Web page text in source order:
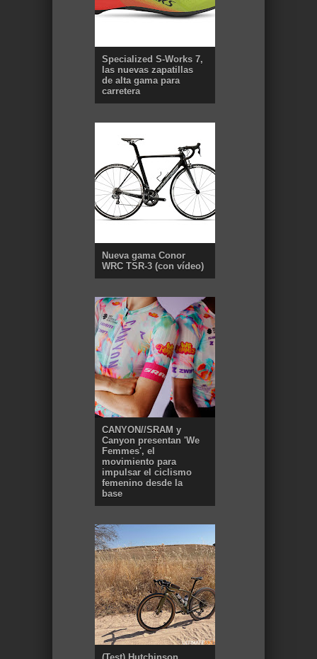
Specialized S-Works 7,
las nuevas zapatillas
de alta gama para
carretera
Nueva gama Conor
WRC TSR-3 (con vídeo)
CANYON//SRAM y
Canyon presentan 'We
Femmes', el
movimiento para
impulsar el ciclismo
femenino desde la
base